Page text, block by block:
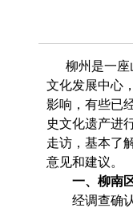
柳州是一座
文化发展中心
影响，有些已
史文化遗产进
走访，基本了
意见和建议。
一、柳南
经调查确